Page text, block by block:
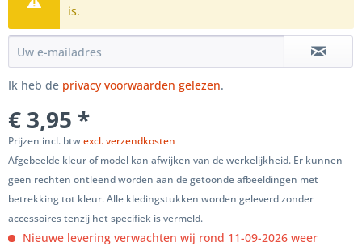
is.
Ik heb de privacy voorwaarden gelezen.
€ 3,95 *
Prijzen incl. btwexcl. verzendkosten
Afgebeelde kleur of model kan afwijken van de werkelijkheid. Er kunnen
geen rechten ontleend worden aan de getoonde afbeeldingen met
betrekking tot kleur. Alle kledingstukken worden geleverd zonder
accessoires tenzij het specifiek is vermeld.
Nieuwe levering verwachten wij rond 11-09-2026 weer